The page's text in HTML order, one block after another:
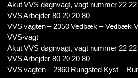
Akut VVS døgnvagt, vagt nummer 22
VVS Arbejder 80 20 20 80
VVS vagten – 2950 Vedbæk – Vedbæk
VVS-vagt
Akut VVS døgnvagt, vagt nummer 22
VVS Arbejder 80 20 20 80
VVS vagten – 2960 Rungsted Kyst –